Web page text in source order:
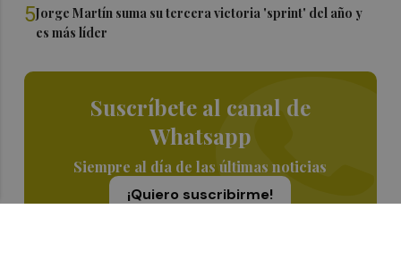
5Jorge Martín suma su tercera victoria 'sprint' del año y
es más líder
Suscríbete al canal de
Whatsapp
Siempre al día de las últimas noticias
¡Quiero suscribirme!